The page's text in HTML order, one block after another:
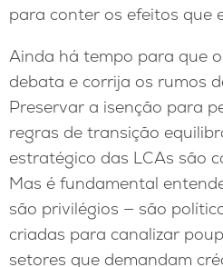
para conter os efeitos que
Ainda há tempo para que
debata e corrija os rumos
Preservar a isenção para
regras de transição
estratégico das LCAs são
Mas é fundamental
são privilégios — são
criadas para canalizar
setores que demandam